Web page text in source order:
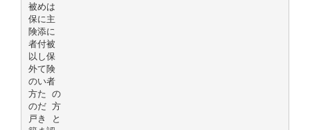
被めは
保に主
険添に
者付被
以し保
外て険
のい者
方た の
のだ 方
戸き と